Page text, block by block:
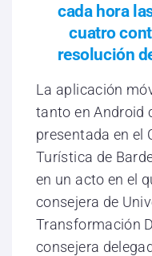
cada hora
cuatro
resolución
La aplicación
tanto en Android
presentada en el
Turística de
en un acto en el
consejera de
Transformación
consejera